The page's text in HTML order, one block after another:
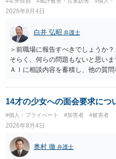
2026年8月4日
白井 弘昭 弁護士
＞前職場に報告すべきでしょうか
そらく、何らの問題もないと思い
ＡＩに相談内容を蓄積し、他の質
ので、その情報自体が、秘密情報
中傷の不特定多数への公開に当た
して書き込んだとしても）、相談
参考まで。
14才の少女への面会要求につ
#個人・プライベート #加害者 #被害者
2026年8月4日
奥村 徹 弁護士